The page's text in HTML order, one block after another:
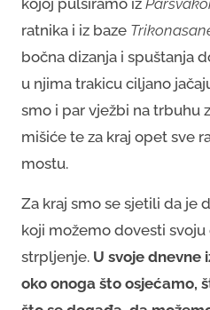
ratnika i iz baze
bočna dizanja i spuštanja
u njima trakicu ciljano
smo i par vježbi na trbuhu
mišiće te za kraj opet sve
mostu.
Za kraj smo se sjetili da je
koji možemo dovesti
strpljenje. U svoje dnevne
oko onoga što osjećamo,